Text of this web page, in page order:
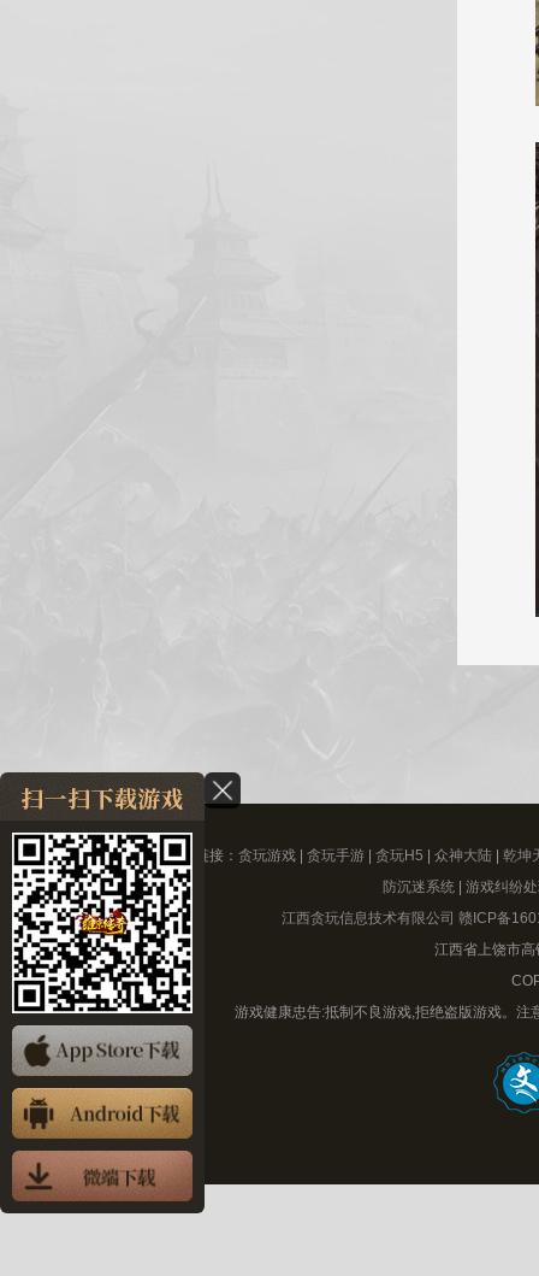
友情链接： 贪玩游戏 贪玩手游 贪玩H5 众神大陆
乾坤
防沉迷系统| 游戏纠纷
江西贪玩信息技术有限公司 赣ICP备
江西省上饶市
游戏健康忠告:抵制不良游戏,拒绝盗版游戏。